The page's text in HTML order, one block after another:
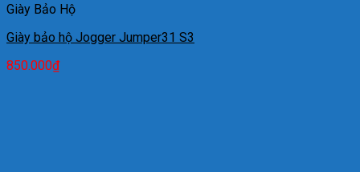
Giày Bảo Hộ
Giày bảo hộ Jogger Jumper31 S3
850.000₫